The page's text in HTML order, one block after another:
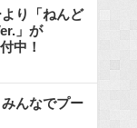
り「ねんど
」が
中！
んなでプー